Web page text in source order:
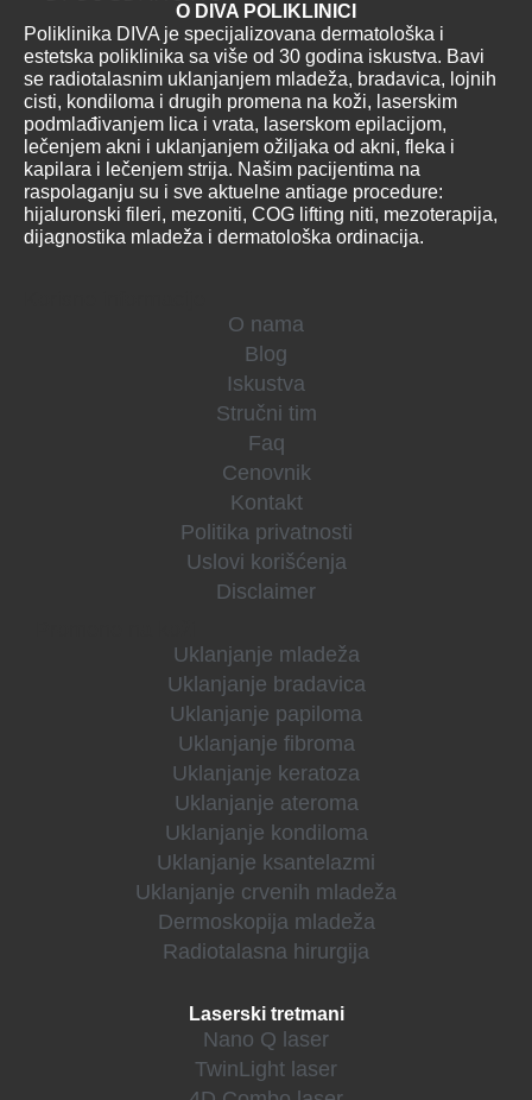
O DIVA POLIKLINICI
Poliklinika DIVA je specijalizovana dermatološka i
estetska poliklinika sa više od 30 godina iskustva. Bavi
se radiotalasnim uklanjanjem mladeža, bradavica, lojnih
cisti, kondiloma i drugih promena na koži, laserskim
podmlađivanjem lica i vrata, laserskom epilacijom,
lečenjem akni i uklanjanjem ožiljaka od akni, fleka i
kapilara i lečenjem strija. Našim pacijentima na
raspolaganju su i sve aktuelne antiage procedure:
hijaluronski fileri, mezoniti, COG lifting niti, mezoterapija,
dijagnostika mladeža i dermatološka ordinacija.
O nama
Blog
Iskustva
Stručni tim
Faq
Cenovnik
Kontakt
Politika privatnosti
Uslovi korišćenja
Disclaimer
Uklanjanje mladeža
Uklanjanje bradavica
Uklanjanje papiloma
Uklanjanje fibroma
Uklanjanje keratoza
Uklanjanje ateroma
Uklanjanje kondiloma
Uklanjanje ksantelazmi
Uklanjanje crvenih mladeža
Dermoskopija mladeža
Radiotalasna hirurgija
Laserski tretmani
Nano Q laser
TwinLight laser